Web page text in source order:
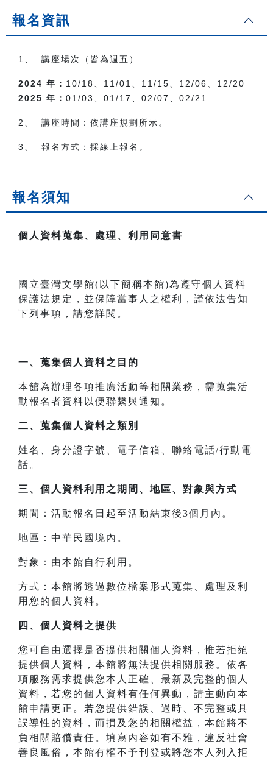
報名資訊
1、 講座場次（皆為週五）
2024 年： 10/18、11/01、11/15、12/06、12/20
2025 年： 01/03、01/17、02/07、02/21
2 、 講座時間：依講座規劃所示。
3 、 報名方式：採線上報名。
報名須知
個人資料蒐集、處理、利用同意書
國立臺灣文學館(以下簡稱本館)為遵守個人資料
保護法規定，並保障當事人之權利，謹依法告知
下列事項，請您詳閱。
一、 蒐集個人資料之目的
本館為辦理各項推廣活動等相關業務，需蒐集活
動報名者資料以便聯繫與通知。
二、 蒐集個人資料之類別
姓名、身分證字號、電子信箱、聯絡電話/行動電
話。
三、 個人資料利用之期間、地區、對象與方式
期間：活動報名日起至活動結束後3個月內。
地區：中華民國境內。
對象：由本館自行利用。
方式：本館將透過數位檔案形式蒐集、處理及利
用您的個人資料。
四、 個人資料之提供
您可自由選擇是否提供相關個人資料，惟若拒絕
提供個人資料，本館將無法提供相關服務。依各
項服務需求提供您本人正確、最新及完整的個人
資料，若您的個人資料有任何異動，請主動向本
館申請更正。若您提供錯誤、過時、不完整或具
誤導性的資料，而損及您的相關權益，本館將不
負相關賠償責任。填寫內容如有不雅，違反社會
善良風俗，本館有權不予刊登或將您本人列入拒